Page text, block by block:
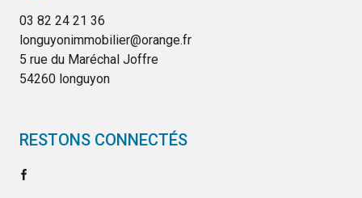
03 82 24 21 36
longuyonimmobilier@orange.fr
5 rue du Maréchal Joffre
54260 longuyon
RESTONS CONNECTÉS